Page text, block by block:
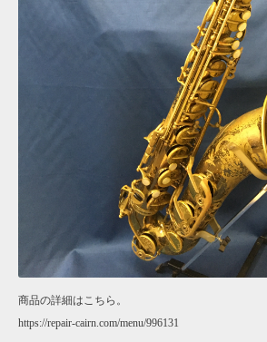
商品の詳細はこちら。
https://repair-cairn.com/menu/996131